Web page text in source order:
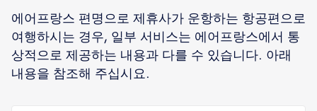
에어프랑스 편명으로 제휴사가 운항하는 항공편으로
여행하시는 경우, 일부 서비스는 에어프랑스에서 통
상적으로 제공하는 내용과 다를 수 있습니다. 아래
내용을 참조해 주십시요.